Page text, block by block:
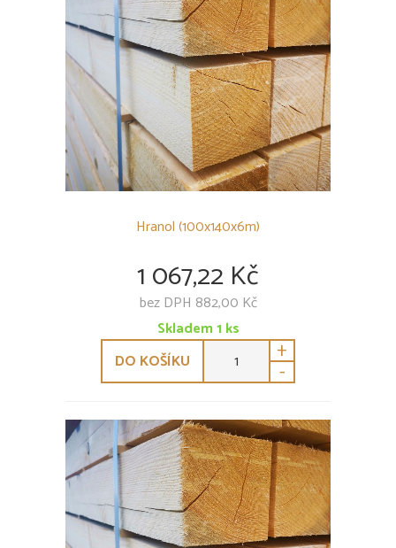
Hranol (100x140x6m)
1 067,22 Kč
bez DPH 882,00 Kč
Skladem1ks
DO KOŠÍKU
+
-